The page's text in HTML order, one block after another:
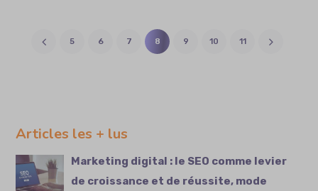
5 6 7 8 9 10 11
Articles les + lus
Marketing digital : le SEO comme levier
de croissance et de réussite, mode